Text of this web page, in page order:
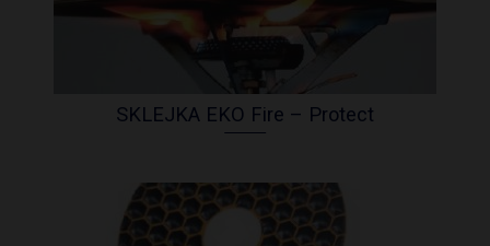
SKLEJKA EKO Fire – Protect